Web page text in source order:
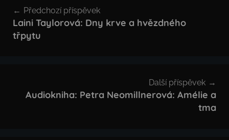
pro
příspěvek
Předchozí příspěvek
Laini Taylorová: Dny krve a hvězdného
třpytu
Další příspěvek
Audiokniha: Petra Neomillnerová: Amélie a
tma